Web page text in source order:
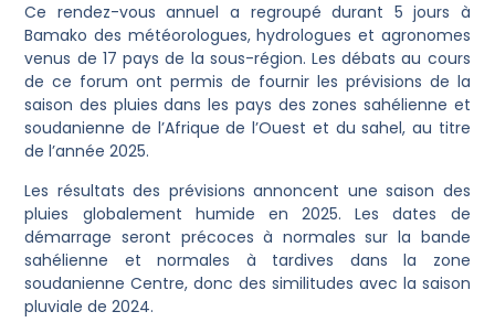
Ce rendez-vous annuel a regroupé durant 5 jours à
Bamako des météorologues, hydrologues et agronomes
venus de 17 pays de la sous-région. Les débats au cours
de ce forum ont permis de fournir les prévisions de la
saison des pluies dans les pays des zones sahélienne et
soudanienne de l’Afrique de l’Ouest et du sahel, au titre
de l’année 2025.
Les résultats des prévisions annoncent une saison des
pluies globalement humide en 2025. Les dates de
démarrage seront précoces à normales sur la bande
sahélienne et normales à tardives dans la zone
soudanienne Centre, donc des similitudes avec la saison
pluviale de 2024.